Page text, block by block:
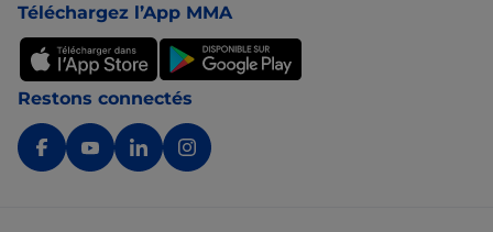
Téléchargez l’App MMA
Restons connectés